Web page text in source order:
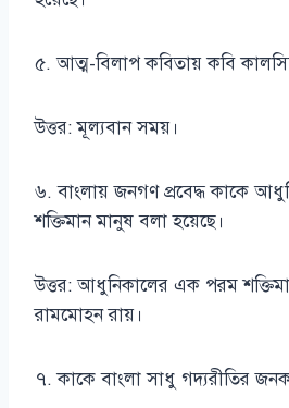
৫. আত্ম-বিলাপ কবিতায় কবি
উত্তর: মূল্যবান সময়।
৬. বাংলায় জনগণ প্রবেদ্ধ কাকে
শক্তিমান মানুষ বলা হয়েছে।
উত্তর: আধুনিকালের এক পরম
রামমোহন রায়।
৭. কাকে বাংলা সাধু গদ্যরীতির